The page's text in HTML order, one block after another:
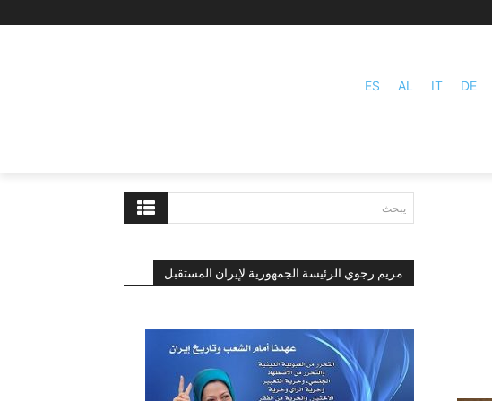
ES AL IT DE
يبحث
مريم رجوي الرئيسة الجمهورية لإيران المستقبل